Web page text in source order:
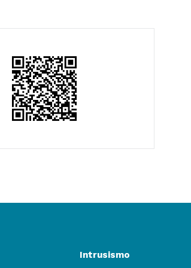
Intrusismo